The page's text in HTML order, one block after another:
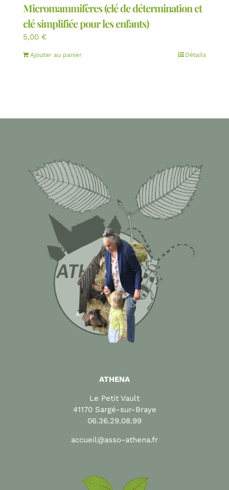
Micromammifères (clé de détermination et
clé simplifiée pour les enfants)
5,00 €
Ajouter au panier Détails
ATHENA
Le Petit Vault
41170 Sargé-sur-Braye
06.36.29.08.99
accueil@asso-athena.fr